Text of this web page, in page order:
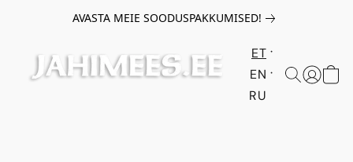
AVASTA MEIE SOODUSPAKKUMISED!
ET
EN
RU